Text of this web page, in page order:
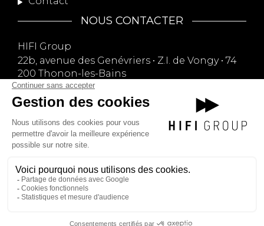
NOUS CONTACTER
HIFI Group
22b, avenue des Genévriers • Z.I. de Vongy • 74
200 Thonon-les-Bains
09 74 13 75 13
contact@hifi-group.com
NOUS SUIVRE
NEWSLETTER